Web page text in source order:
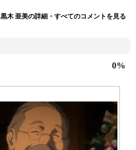
黒木 亜美の詳細・すべてのコメントを見る
0%